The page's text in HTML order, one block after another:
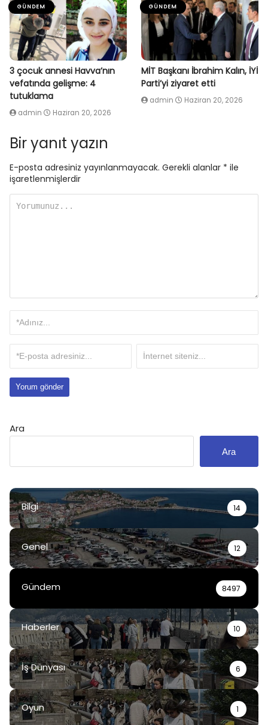
GÜNDEM
3 çocuk annesi Havva’nın
vefatında gelişme: 4
tutuklama
admin Haziran 20, 2026
GÜNDEM
MİT Başkanı İbrahim Kalın, İYİ
Parti’yi ziyaret etti
admin Haziran 20, 2026
Bir yanıt yazın
E-posta adresiniz yayınlanmayacak. Gerekli alanlar * ile
işaretlenmişlerdir
Ara
Ara
Bilgi 14
Genel 12
Gündem 8497
Haberler 10
İş Dünyası 6
Oyun 1